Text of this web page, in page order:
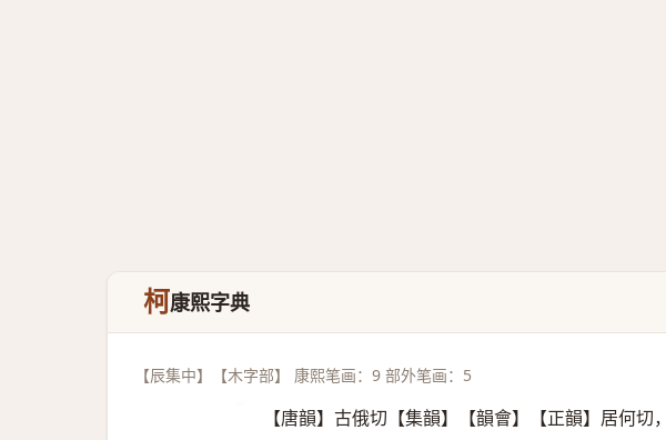
柯康熙字典
【辰集中】【木字部】 康熙笔画：9 部外笔画：5
【唐韻】古俄切【集韻】【韻會】【正韻】居何切，